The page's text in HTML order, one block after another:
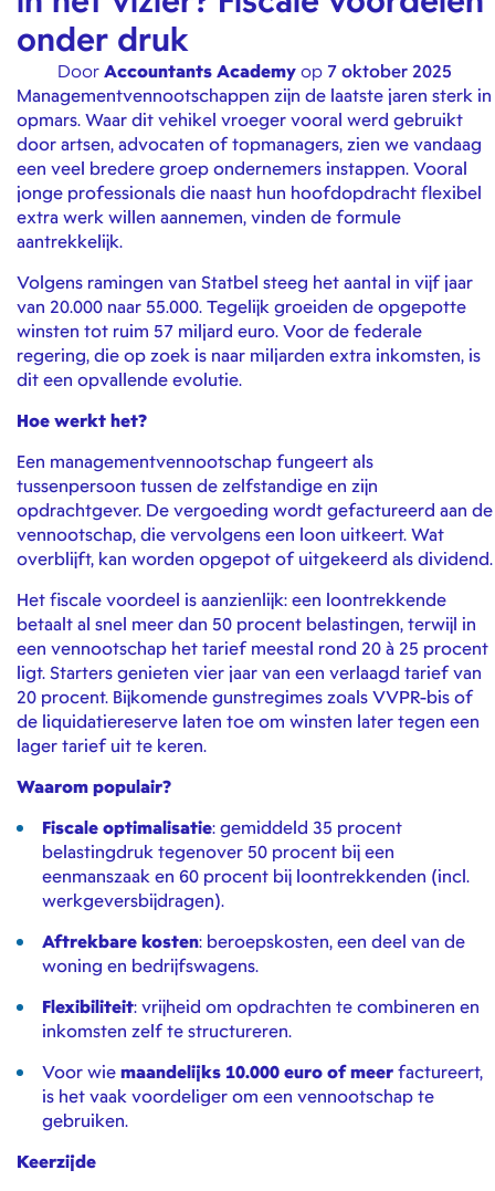
onder druk
Door Accountants Academy op 7 oktober 2025
Managementvennootschappen zijn de laatste jaren sterk in
opmars. Waar dit vehikel vroeger vooral werd gebruikt
door artsen, advocaten of topmanagers, zien we vandaag
een veel bredere groep ondernemers instappen. Vooral
jonge professionals die naast hun hoofdopdracht flexibel
extra werk willen aannemen, vinden de formule
aantrekkelijk.
Volgens ramingen van Statbel steeg het aantal in vijf jaar
van 20.000 naar 55.000. Tegelijk groeiden de opgepotte
winsten tot ruim 57 miljard euro. Voor de federale
regering, die op zoek is naar miljarden extra inkomsten, is
dit een opvallende evolutie.
Hoe werkt het?
Een managementvennootschap fungeert als
tussenpersoon tussen de zelfstandige en zijn
opdrachtgever. De vergoeding wordt gefactureerd aan de
vennootschap, die vervolgens een loon uitkeert. Wat
overblijft, kan worden opgepot of uitgekeerd als dividend.
Het fiscale voordeel is aanzienlijk: een loontrekkende
betaalt al snel meer dan 50 procent belastingen, terwijl in
een vennootschap het tarief meestal rond 20 à 25 procent
ligt. Starters genieten vier jaar van een verlaagd tarief van
20 procent. Bijkomende gunstregimes zoals VVPR-bis of
de liquidatiereserve laten toe om winsten later tegen een
lager tarief uit te keren.
Waarom populair?
Fiscale optimalisatie: gemiddeld 35 procent
belastingdruk tegenover 50 procent bij een
eenmanszaak en 60 procent bij loontrekkenden (incl.
werkgeversbijdragen).
Aftrekbare kosten: beroepskosten, een deel van de
woning en bedrijfswagens.
Flexibiliteit: vrijheid om opdrachten te combineren en
inkomsten zelf te structureren.
Voor wie maandelijks 10.000 euro of meer factureert,
is het vaak voordeliger om een vennootschap te
gebruiken.
Keerzijde